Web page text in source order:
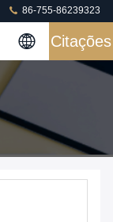
86-755-86239323
Citações